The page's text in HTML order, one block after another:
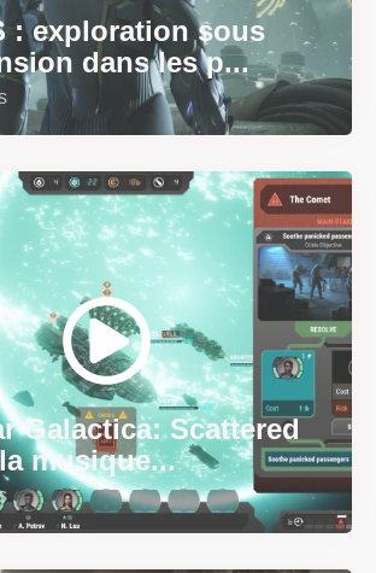
: exploration sous
dans les p...
Galactica: Scattered
musique...